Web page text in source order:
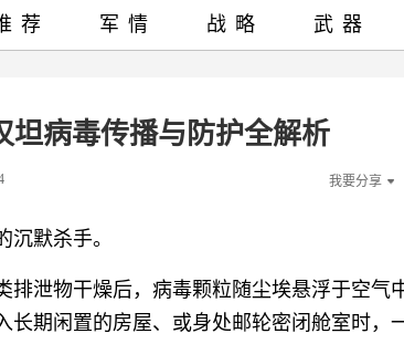
坦病毒传播与防护全解析
我要分享
默杀手。
排泄物干燥后，病毒颗粒随尘埃悬浮于空气
期闲置的房屋、或身处邮轮密闭舱室时，
荐 军情 战略 武器